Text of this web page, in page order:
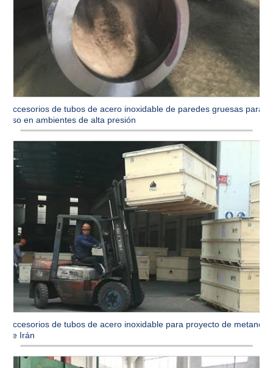
Accesorios de tubos de acero inoxidable de paredes gruesas para
uso en ambientes de alta presión
Accesorios de tubos de acero inoxidable para proyecto de metanol
de Irán